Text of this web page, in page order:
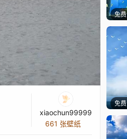
xiaochun99999
661 张壁纸
免费
免费